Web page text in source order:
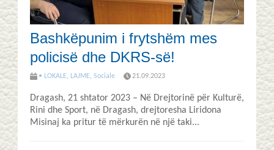
Bashkëpunim i frytshëm mes
policisë dhe DKRS-së!
• LOKALE, LAJME, Sociale 21.09.2023
Dragash, 21 shtator 2023 – Në Drejtorinë për Kulturë,
Rini dhe Sport, në Dragash, drejtoresha Liridona
Misinaj ka pritur të mërkurën në një taki...